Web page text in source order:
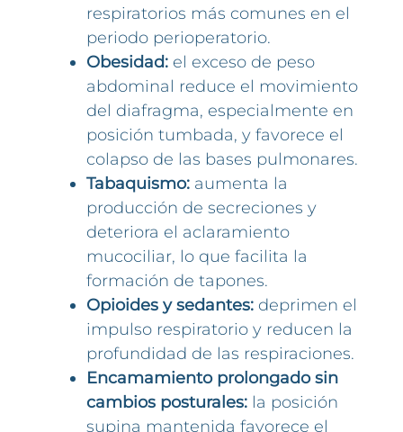
respiratorios más comunes en el
periodo perioperatorio.
Obesidad: el exceso de peso
abdominal reduce el movimiento
del diafragma, especialmente en
posición tumbada, y favorece el
colapso de las bases pulmonares.
Tabaquismo: aumenta la
producción de secreciones y
deteriora el aclaramiento
mucociliar, lo que facilita la
formación de tapones.
Opioides y sedantes: deprimen el
impulso respiratorio y reducen la
profundidad de las respiraciones.
Encamamiento prolongado sin
cambios posturales: la posición
supina mantenida favorece el